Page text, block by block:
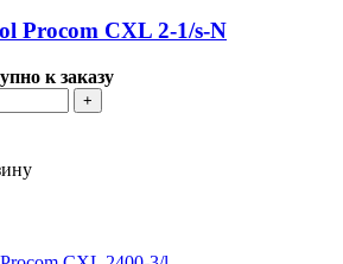
Procom CXL 2-1/s-N
к заказу
+